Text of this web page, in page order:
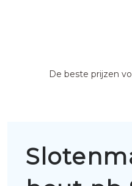
De beste prijzen